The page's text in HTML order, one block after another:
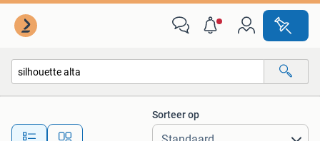
Alle afstanden…
Sorteer op